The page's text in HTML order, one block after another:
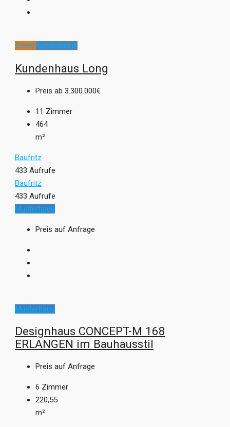
Du willst dich individuell hausleben? Dann erfahre mehr auf
livinghaus.de
Trend Kundenhaus
Kundenhaus Long
Preis ab 3.300.000€
11 Zimmer
464
m²
Baufritz
433 Aufrufe
Baufritz
433 Aufrufe
Musterhaus
Preis auf Anfrage
Musterhaus
Designhaus CONCEPT-M 168
ERLANGEN im Bauhausstil
Preis auf Anfrage
6 Zimmer
220,55
m²